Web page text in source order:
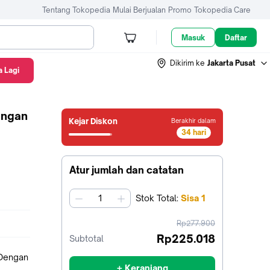
Tentang Tokopedia Mulai Berjualan Promo Tokopedia Care
Masuk Daftar
Dikirim ke Jakarta Pusat
Kejar Diskon Berakhir dalam
34 hari
33
Atur jumlah dan catatan
jumlah Stok Total: Sisa 1
harga
sebelum
Rp277.900
Subtotal Rp225.018
+ Keranjang
Lagi